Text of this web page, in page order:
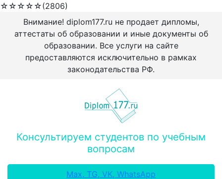
☆ ☆ ☆ ☆ ☆(2806)
Внимание! diplom177.ru не продает дипломы,
аттестаты об образовании и иные документы об
образовании. Все услуги на сайте
предоставляются исключительно в рамках
законодательства РФ.
Консультируем студентов по учебным
вопросам
Max, TG, VK, WhatsApp